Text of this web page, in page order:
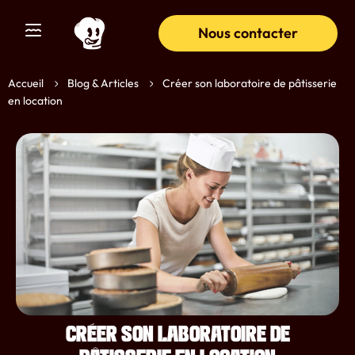
Nous contacter
Accueil Blog & Articles
Créer son laboratoire de pâtisserie
en location
CRÉER SON LABORATOIRE DE